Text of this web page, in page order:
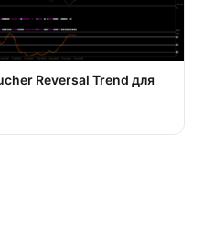
Reversal Trend для